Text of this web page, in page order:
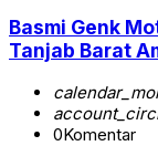
Basmi Genk
Tanjab Barat
0Komentar